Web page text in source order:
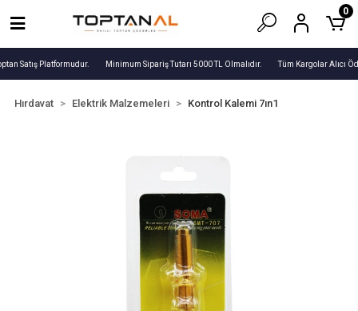
Satış Platformudur. Minimum Sipariş Tutarı 5000 TL Olmalıdır. Tüm Kargolar Alıcı
0
Hırdavat Elektrik Malzemeleri Kontrol Kalemi 7ın1